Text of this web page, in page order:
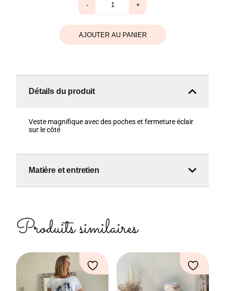
de
Veste
noire
Xelles
- +
AJOUTER AU PANIER
Détails du produit
Veste magnifique avec des poches et fermeture éclair
sur le côté
Matière et entretien
Produits similaires